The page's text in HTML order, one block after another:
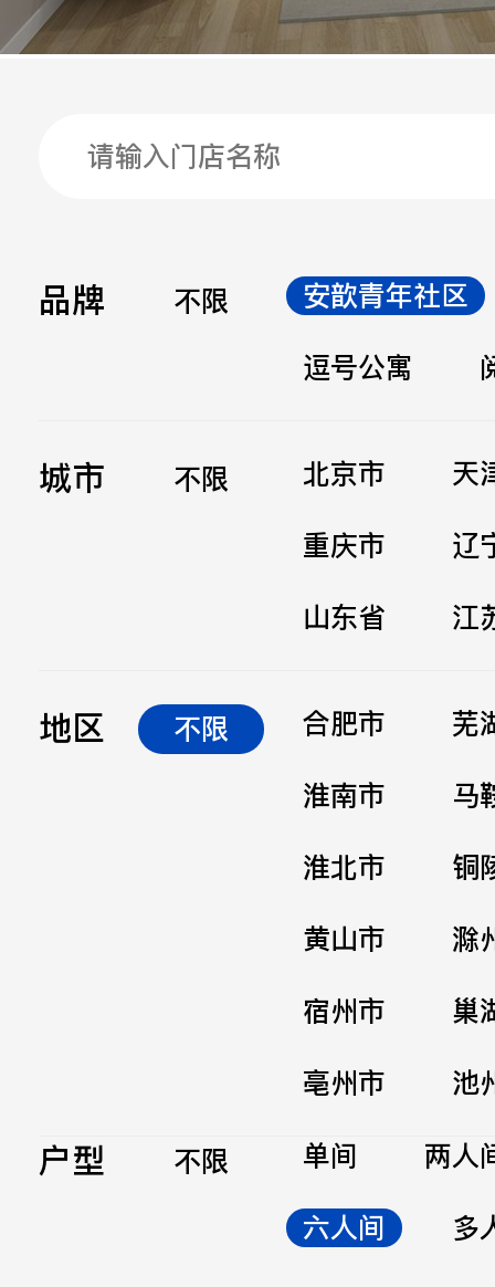
品牌 不限
安歆青年社区
逗号公寓
城市 不限 北京市
天
重庆市
辽
山东省
江
地区 不限 合肥市
芜
淮南市
马
淮北市
铜
黄山市
滁
宿州市
巢
亳州市
池
户型 不限 单间
两人
六人间
多
邮箱
留言
立即提交